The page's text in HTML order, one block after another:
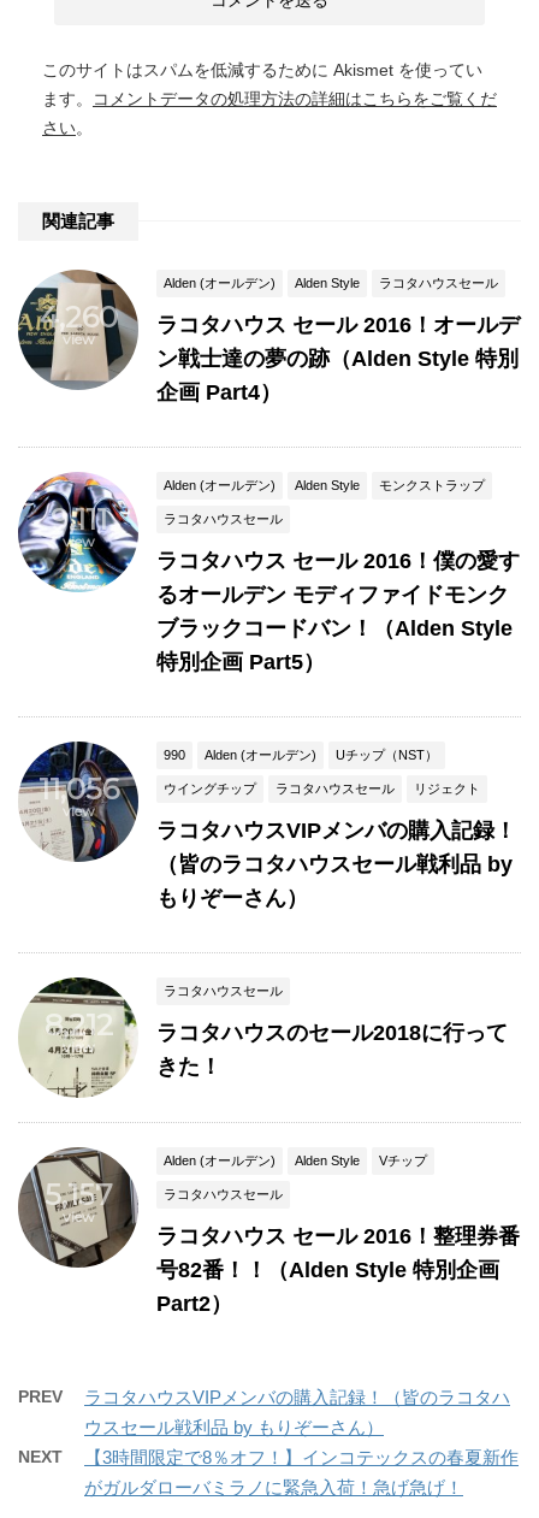
このサイトはスパムを低減するために Akismet を使ってい
ます。
コメントデータの処理方法の詳細はこちらをご覧くだ
さい。
関連記事
4,260
view
Alden (オールデン) Alden Style ラコタハウスセール
ラコタハウス セール 2016！オールデ
ン戦士達の夢の跡（Alden Style 特別
企画 Part4）
9,111
view
Alden (オールデン) Alden Style モンクストラップ
ラコタハウスセール
ラコタハウス セール 2016！僕の愛す
るオールデン モディファイドモンク
ブラックコードバン！（Alden Style
特別企画 Part5）
11,056
view
990 Alden (オールデン) Uチップ（NST）
ウイングチップ ラコタハウスセール リジェクト
ラコタハウスVIPメンバの購入記録！
（皆のラコタハウスセール戦利品 by
もりぞーさん）
8,212
view
ラコタハウスセール
ラコタハウスのセール2018に行って
きた！
5,157
view
Alden (オールデン) Alden Style Vチップ
ラコタハウスセール
ラコタハウス セール 2016！整理券番
号82番！！（Alden Style 特別企画
Part2）
PREV
ラコタハウスVIPメンバの購入記録！（皆のラコタハ
ウスセール戦利品 by もりぞーさん）
NEXT
【3時間限定で8％オフ！】インコテックスの春夏新作
がガルダローバミラノに緊急入荷！急げ急げ！